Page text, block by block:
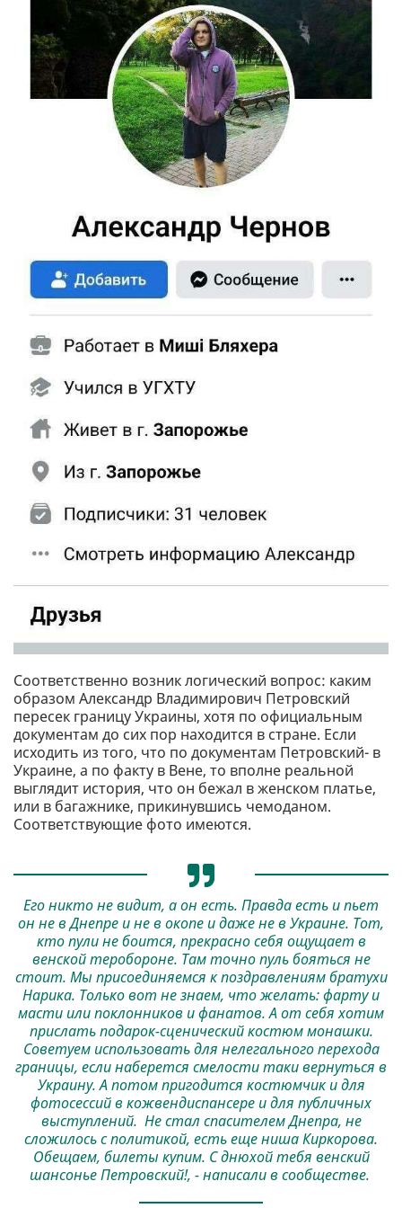
Соответственно возник логический вопрос: каким
образом Александр Владимирович Петровский
пересек границу Украины, хотя по официальным
документам до сих пор находится в стране. Если
исходить из того, что по документам Петровский- в
Украине, а по факту в Вене, то вполне реальной
выглядит история, что он бежал в женском платье,
или в багажнике, прикинувшись чемоданом.
Соответствующие фото имеются.
Его никто не видит, а он есть. Правда есть и пьет
он не в Днепре и не в окопе и даже не в Украине. Тот,
кто пули не боится, прекрасно себя ощущает в
венской теробороне. Там точно пуль бояться не
стоит. Мы присоединяемся к поздравлениям братухи
Нарика. Только вот не знаем, что желать: фарту и
масти или поклонников и фанатов. А от себя хотим
прислать подарок-сценический костюм монашки.
Советуем использовать для нелегального перехода
границы, если наберется смелости таки вернуться в
Украину. А потом пригодится костюмчик и для
фотосессий в кожвендиспансере и для публичных
выступлений. Не стал спасителем Днепра, не
сложилось с политикой, есть еще ниша Киркорова.
Обещаем, билеты купим. С днюхой тебя венский
шансонье Петровский!, - написали в сообществе.